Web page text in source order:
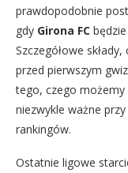
prawdopodobnie
gdy Girona FC
Szczegółowe
przed pierwszym
tego, czego
niezwykle ważne
rankingów.
Ostatnie ligowe